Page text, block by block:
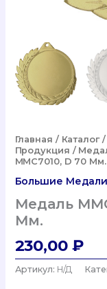
Главная / Каталог/
Продукция /
MMC7010, D 70
Большие Медали
Медаль
Мм.
230,00 ₽
Артикул: Н/Д